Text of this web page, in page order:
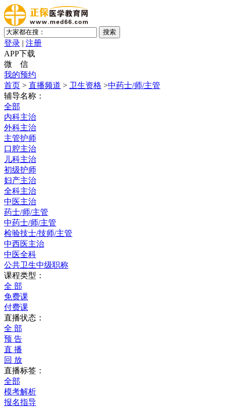
登录 | 注册
APP下载
微 信
我的预约
首页 > 直播频道 > 卫生资格 >中药士/师/主管
辅导名称：
全部
内科主治
外科主治
主管护师
口腔主治
儿科主治
初级护师
妇产主治
全科主治
中医主治
药士/师/主管
中药士/师/主管
检验技士/技师/主管
中西医主治
中医全科
公共卫生中级职称
课程类型：
全 部
免费课
付费课
直播状态：
全 部
预 告
直 播
回 放
直播标签：
全部
模考解析
报名指导